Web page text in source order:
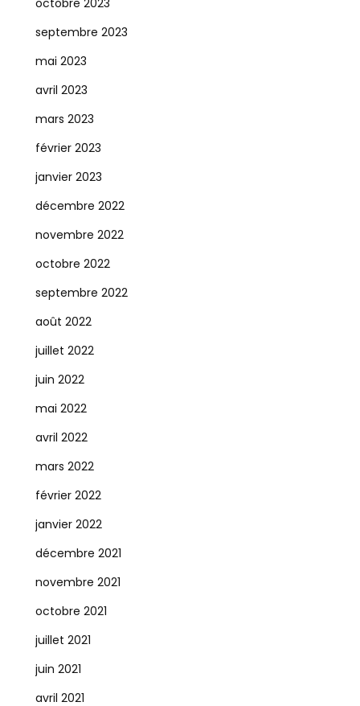
octobre 2023
septembre 2023
mai 2023
avril 2023
mars 2023
février 2023
janvier 2023
décembre 2022
novembre 2022
octobre 2022
septembre 2022
août 2022
juillet 2022
juin 2022
mai 2022
avril 2022
mars 2022
février 2022
janvier 2022
décembre 2021
novembre 2021
octobre 2021
juillet 2021
juin 2021
avril 2021